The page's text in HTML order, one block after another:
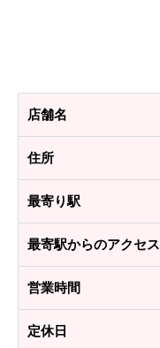
店舗名
住所
最寄り駅
最寄駅からのアクセス
営業時間
定休日